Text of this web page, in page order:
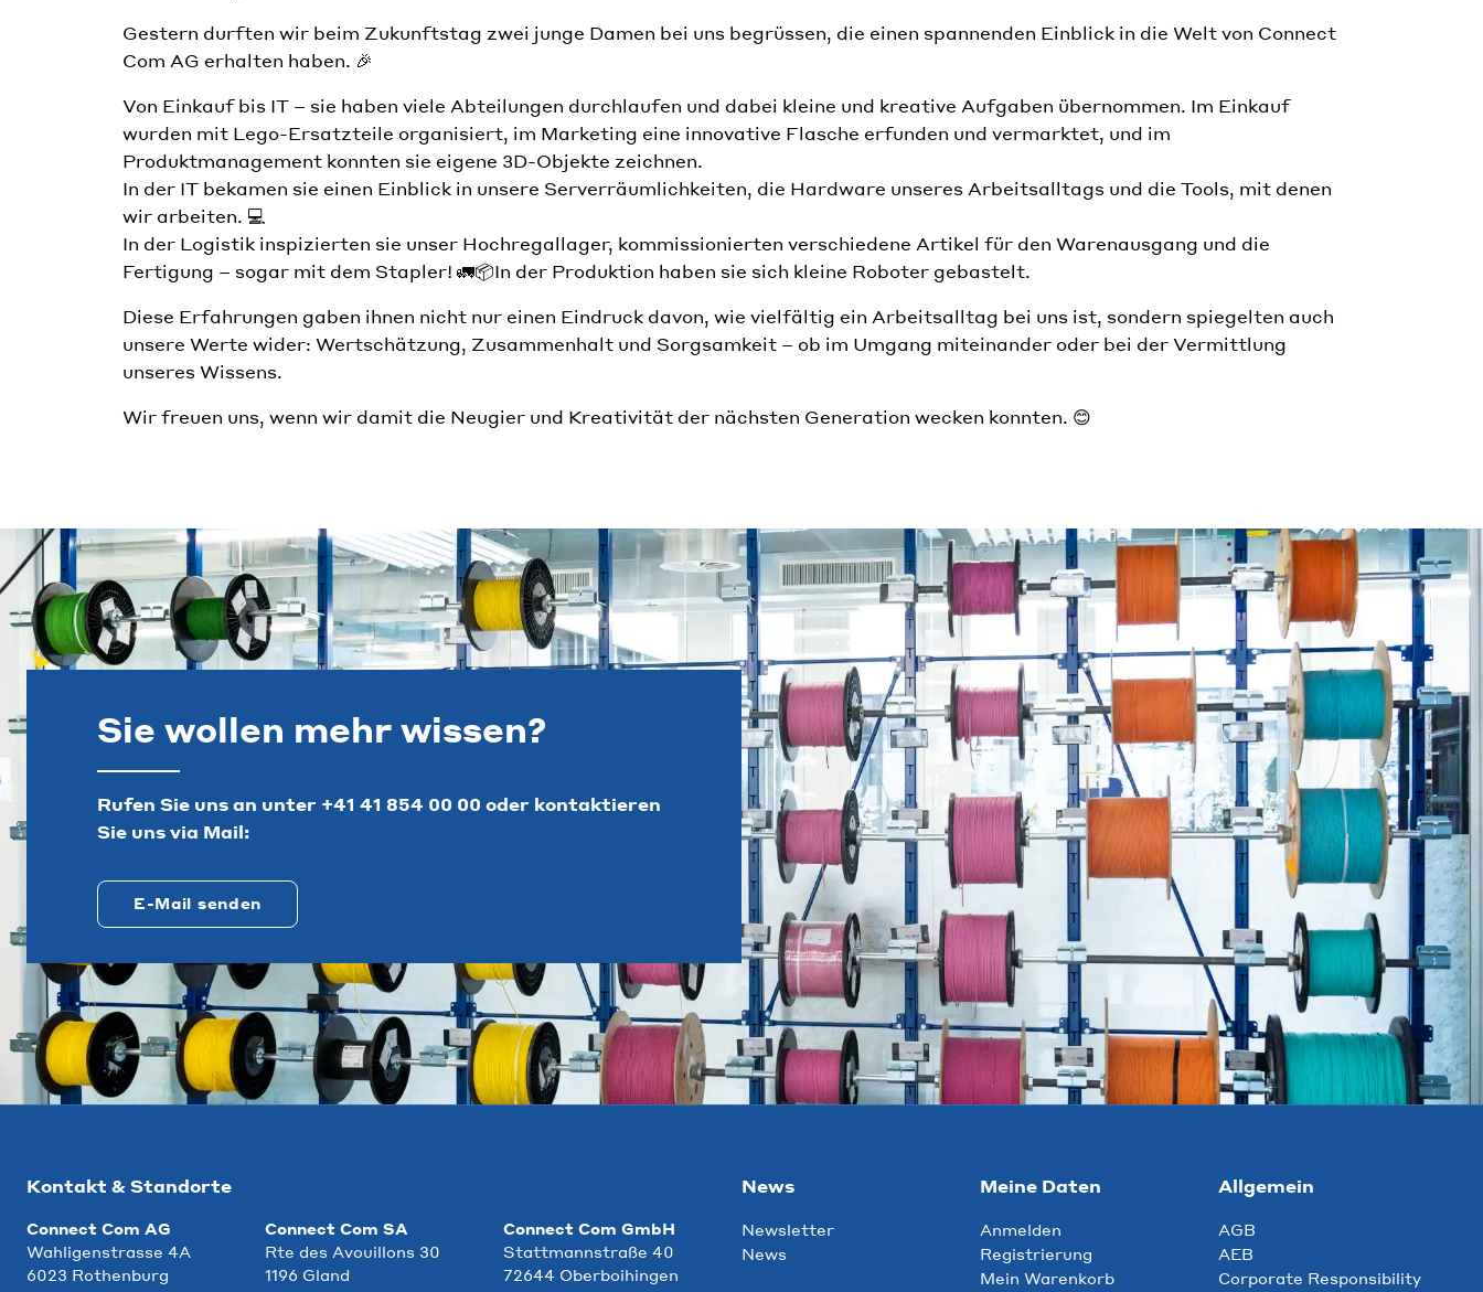
Gestern durften wir beim Zukunftstag zwei junge Damen bei uns begrüssen, die einen spannenden Einblick in die Welt von Connect
Com AG erhalten haben. 🎉
Von Einkauf bis IT – sie haben viele Abteilungen durchlaufen und dabei kleine und kreative Aufgaben übernommen. Im Einkauf
wurden mit Lego-Ersatzteile organisiert, im Marketing eine innovative Flasche erfunden und vermarktet, und im
Produktmanagement konnten sie eigene 3D-Objekte zeichnen.
In der IT bekamen sie einen Einblick in unsere Serverräumlichkeiten, die Hardware unseres Arbeitsalltags und die Tools, mit denen
wir arbeiten. 💻
In der Logistik inspizierten sie unser Hochregallager, kommissionierten verschiedene Artikel für den Warenausgang und die
Fertigung – sogar mit dem Stapler! 🚛📦In der Produktion haben sie sich kleine Roboter gebastelt.
Diese Erfahrungen gaben ihnen nicht nur einen Eindruck davon, wie vielfältig ein Arbeitsalltag bei uns ist, sondern spiegelten auch
unsere Werte wider: Wertschätzung, Zusammenhalt und Sorgsamkeit – ob im Umgang miteinander oder bei der Vermittlung
unseres Wissens.
Wir freuen uns, wenn wir damit die Neugier und Kreativität der nächsten Generation wecken konnten. 😊
Sie wollen mehr wissen?
Rufen Sie uns an unter +41 41 854 00 00 oder kontaktieren
Sie uns via Mail:
E-Mail senden
Kontakt & Standorte
Connect Com AG
Wahligenstrasse 4A
6023 Rothenburg
Connect Com SA
Rte des Avouillons 30
1196 Gland
Connect Com GmbH
Stattmannstraße 40
72644 Oberboihingen
News
Newsletter
News
Meine Daten
Anmelden
Registrierung
Mein Warenkorb
Allgemein
AGB
AEB
Corporate Responsibility